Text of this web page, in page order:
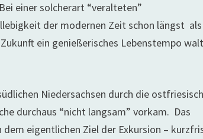
einer solcherart “veralteten”
der modernen Zeit schon längst
ein genießerisches Lebenstempo
Niedersachsen durch die
durchaus “nicht langsam” vorkam. Das
eigentlichen Ziel der Exkursion –